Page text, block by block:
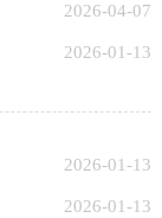
2026-04-07
2026-01-13
2026-01-13
2026-01-13